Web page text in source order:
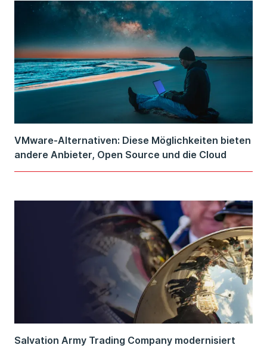
VMware-Alternativen: Diese Möglichkeiten bieten
andere Anbieter, Open Source und die Cloud
Salvation Army Trading Company modernisiert